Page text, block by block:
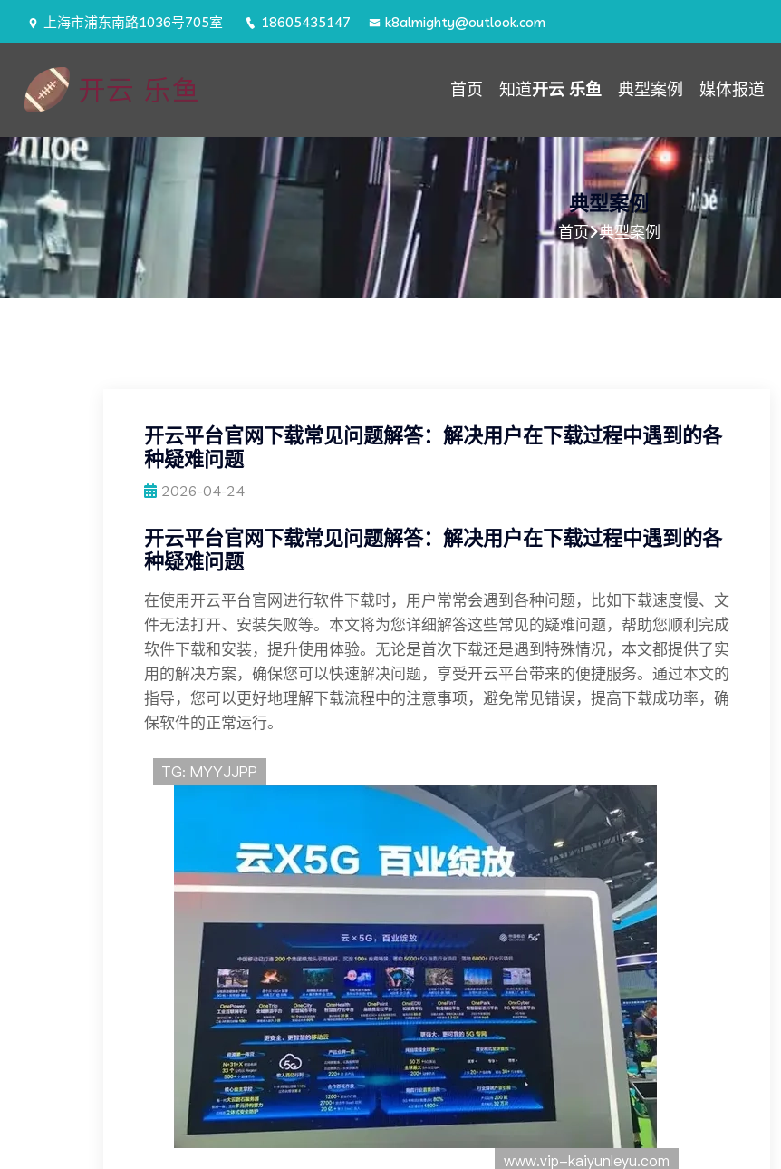
上海市浦东南路1036号705室 18605435147 k8almighty@outlook.com
首页 知道开云 乐鱼 典型案例 媒体报道
典型案例
首页 典型案例
开云平台官网下载常见问题解答：解决用户在下载过程中遇到的各
种疑难问题
2026-04-24
开云平台官网下载常见问题解答：解决用户在下载过程中遇到的各
种疑难问题
在使用开云平台官网进行软件下载时，用户常常会遇到各种问题，比如下载速度慢、文
件无法打开、安装失败等。本文将为您详细解答这些常见的疑难问题，帮助您顺利完成
软件下载和安装，提升使用体验。无论是首次下载还是遇到特殊情况，本文都提供了实
用的解决方案，确保您可以快速解决问题，享受开云平台带来的便捷服务。通过本文的
指导，您可以更好地理解下载流程中的注意事项，避免常见错误，提高下载成功率，确
保软件的正常运行。